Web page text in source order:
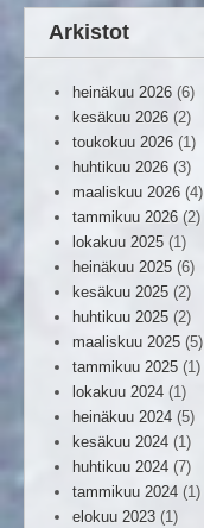
Arkistot
heinäkuu 2026 (6)
kesäkuu 2026 (2)
toukokuu 2026 (1)
huhtikuu 2026 (3)
maaliskuu 2026 (4)
tammikuu 2026 (2)
lokakuu 2025 (1)
heinäkuu 2025 (6)
kesäkuu 2025 (2)
huhtikuu 2025 (2)
maaliskuu 2025 (5)
tammikuu 2025 (1)
lokakuu 2024 (1)
heinäkuu 2024 (5)
kesäkuu 2024 (1)
huhtikuu 2024 (7)
tammikuu 2024 (1)
elokuu 2023 (1)